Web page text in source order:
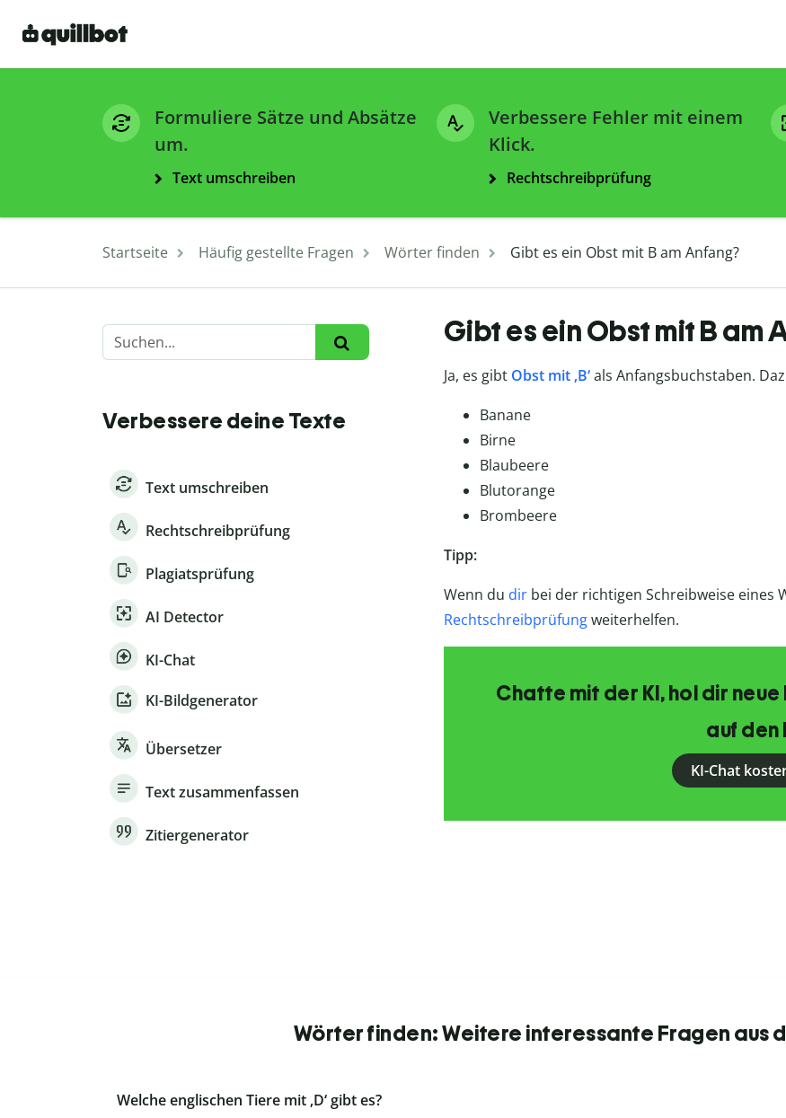
Formuliere Sätze und Absätze
um.
Text umschreiben
Verbessere Fehler mit einem
Klick.
Rechtschreibprüfung
Startseite Häufig gestellte Fragen Wörter finden Gibt es ein Obst mit B am Anfang?
Verbessere deine Texte
Text umschreiben
Rechtschreibprüfung
Plagiatsprüfung
AI Detector
KI-Chat
KI-Bildgenerator
Übersetzer
Text zusammenfassen
Zitiergenerator
Gibt es ein Obst mit B am
Ja, es gibt Obst mit ‚B‘als Anfangsbuchstaben.
Banane
Birne
Blaubeere
Blutorange
Brombeere
Tipp:
Wenn du dirbei der richtigen Schreibweise eines
Rechtschreibprüfungweiterhelfen.
Chatte mit der KI, hol dir
auf den
KI-Chat
Wörter finden: Weitere interessante Fragen aus
Welche englischen Tiere mit ‚D‘ gibt es?